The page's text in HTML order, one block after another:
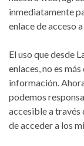
inmediatamente
enlace de acceso
El uso que desde
enlaces, no es
información.
podemos
accesible a través
de acceder a los